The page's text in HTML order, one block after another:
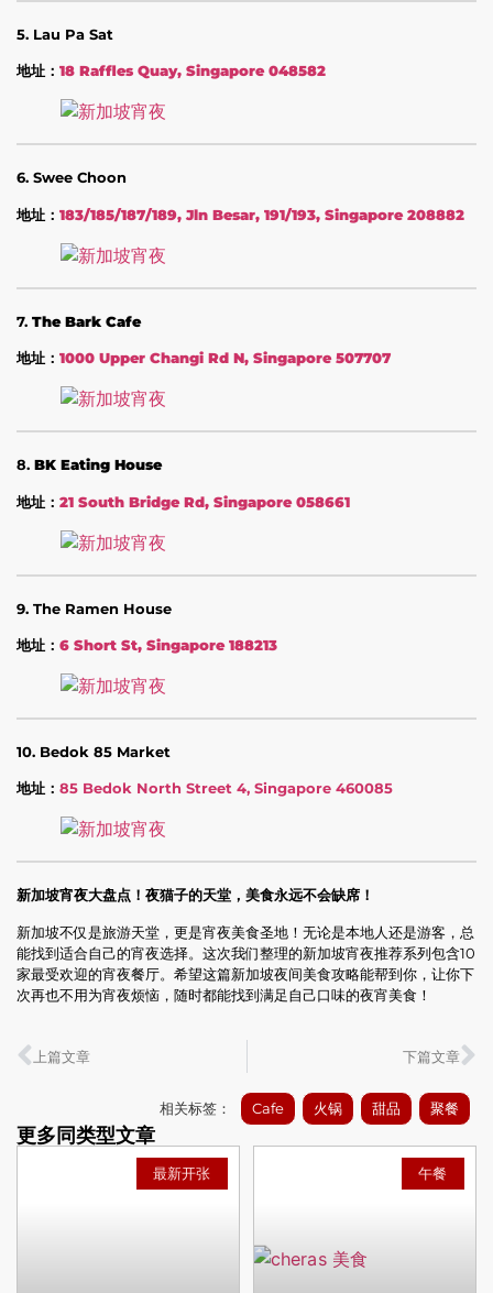
5. Lau Pa Sat
地址： 18 Raffles Quay, Singapore 048582
6. Swee Choon
地址： 183/185/187/189, Jln Besar, 191/193, Singapore 208882
7. The Bark Cafe
地址： 1000 Upper Changi Rd N, Singapore 507707
8. BK Eating House
地址： 21 South Bridge Rd, Singapore 058661
9. The Ramen House
地址： 6 Short St, Singapore 188213
10. Bedok 85 Market
地址： 85 Bedok North Street 4, Singapore 460085
新加坡宵夜大盘点！夜猫子的天堂，美食永远不会缺席！
新加坡不仅是旅游天堂，更是宵夜美食圣地！无论是本地人还是游客，总
能找到适合自己的宵夜选择。这次我们整理的新加坡宵夜推荐系列包含10
家最受欢迎的宵夜餐厅。希望这篇新加坡夜间美食攻略能帮到你，让你下
次再也不用为宵夜烦恼，随时都能找到满足自己口味的夜宵美食！
上篇文章 下篇文章
最新开张 午餐
相关标签： Cafe 火锅 甜品 聚餐
更多同类型文章